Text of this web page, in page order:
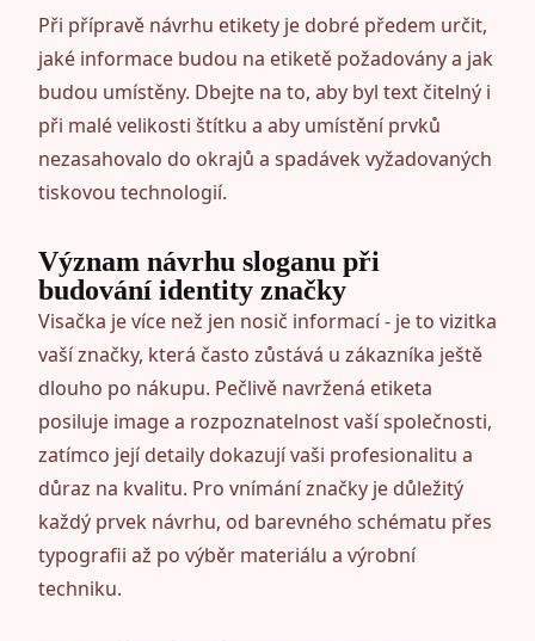
Při přípravě návrhu etikety je dobré předem určit,
jaké informace budou na etiketě požadovány a jak
budou umístěny. Dbejte na to, aby byl text čitelný i
při malé velikosti štítku a aby umístění prvků
nezasahovalo do okrajů a spadávek vyžadovaných
tiskovou technologií.
Význam návrhu sloganu při
budování identity značky
Visačka je více než jen nosič informací - je to vizitka
vaší značky, která často zůstává u zákazníka ještě
dlouho po nákupu. Pečlivě navržená etiketa
posiluje image a rozpoznatelnost vaší společnosti,
zatímco její detaily dokazují vaši profesionalitu a
důraz na kvalitu. Pro vnímání značky je důležitý
každý prvek návrhu, od barevného schématu přes
typografii až po výběr materiálu a výrobní
techniku.